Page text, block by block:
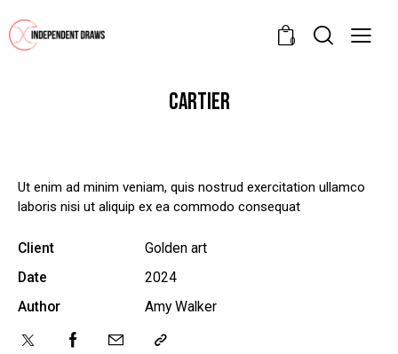
0
CARTIER
Ut enim ad minim veniam, quis nostrud exercitation ullamco
laboris nisi ut aliquip ex ea commodo consequat
Client
Golden art
Date
2024
Author
Amy Walker